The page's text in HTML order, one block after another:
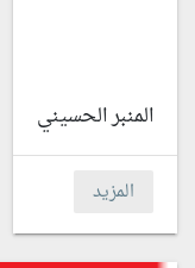
المنبر الحسيني
المزيد